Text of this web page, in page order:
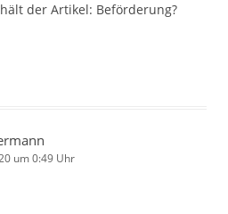
der Artikel: Beförderung?
um 0:49 Uhr